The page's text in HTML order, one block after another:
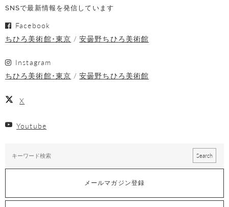
SNSで最新情報を発信しています
Facebook
ちひろ美術館･東京
安曇野ちひろ美術館
Instagram
ちひろ美術館･東京
安曇野ちひろ美術館
X
Youtube
メールマガジン登録